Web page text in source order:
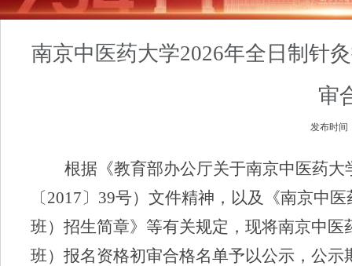
南京中医药大学2026年全日制针
审
发布时
根据《教育部办公厅关于南京中医药
〔2017〕 39号）文件精神，以及《南京中医
班）招生简章》等有关规定，现将南京中医
班）报名资格初审合格名单予以公示，公示